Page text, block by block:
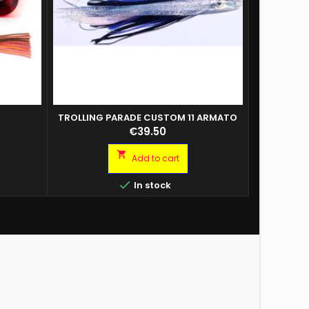
TROLLING PARADE CUSTOM 11 ARMATO
DOPPIO AMO 6/0
Price
€39.50
 Add to cart
 In stock